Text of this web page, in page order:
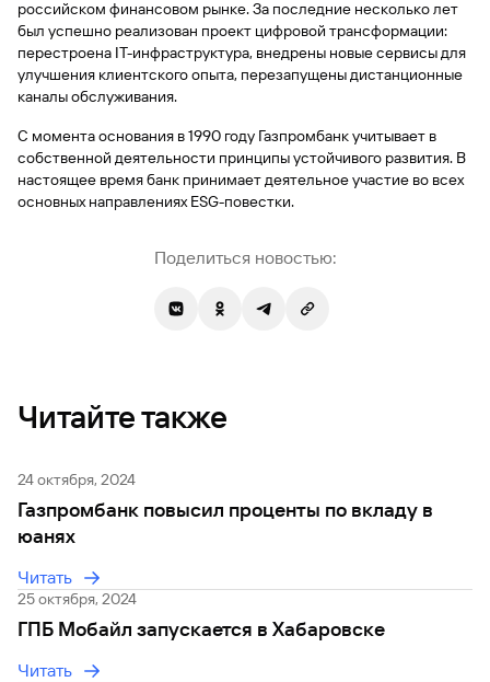
российском финансовом рынке. За последние несколько лет
был успешно реализован проект цифровой трансформации:
перестроена IT-инфраструктура, внедрены новые сервисы для
улучшения клиентского опыта, перезапущены дистанционные
каналы обслуживания.
С момента основания в 1990 году Газпромбанк учитывает в
собственной деятельности принципы устойчивого развития. В
настоящее время банк принимает деятельное участие во всех
основных направлениях ESG-повестки.
Поделиться новостью:
Читайте также
24 октября, 2024
Газпромбанк повысил проценты по вкладу в
юанях
Читать
25 октября, 2024
ГПБ Мобайл запускается в Хабаровске
Читать